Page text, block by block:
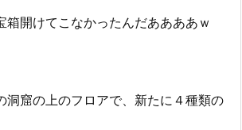
箱開けてこなかったんだああああｗ
洞窟の上のフロアで、新たに４種類の